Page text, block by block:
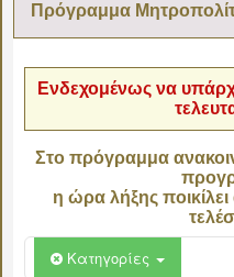
Πρόγραμμα
Ενδεχομένως να
Στο πρόγραμμα
η ώρα λήξης
Κατηγορίες